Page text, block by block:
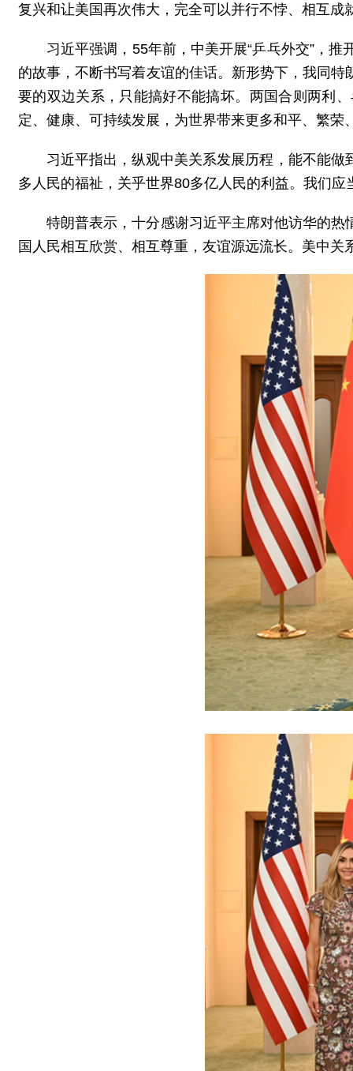
复兴和让美国再次伟大，完全可以并行不悖、相互成
习近平强调，55年前，中美开展“乒乓外交”，
的故事，不断书写着友谊的佳话。新形势下，我同
要的双边关系，只能搞好不能搞坏。两国合则两利
定、健康、可持续发展，为世界带来更多和平、繁荣
习近平指出，纵观中美关系发展历程，能不能
多人民的福祉，关乎世界80多亿人民的利益。我们
特朗普表示，十分感谢习近平主席对他访华的
国人民相互欣赏、相互尊重，友谊源远流长。美中